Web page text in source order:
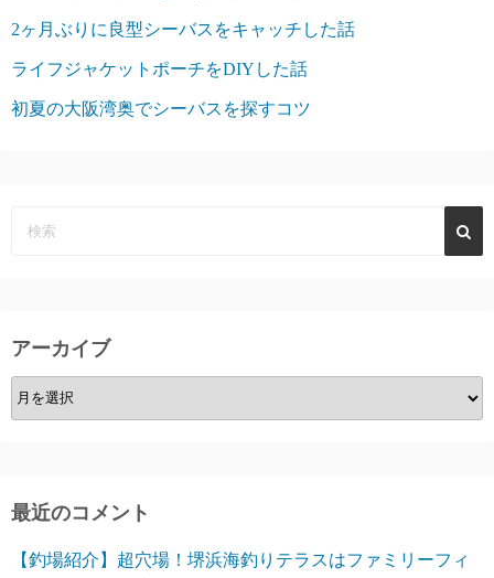
2ヶ月ぶりに良型シーバスをキャッチした話
ライフジャケットポーチをDIYした話
初夏の大阪湾奥でシーバスを探すコツ
アーカイブ
ア
ー
ブ
最近のコメント
【釣場紹介】超穴場！堺浜海釣りテラスはファミリーフィ